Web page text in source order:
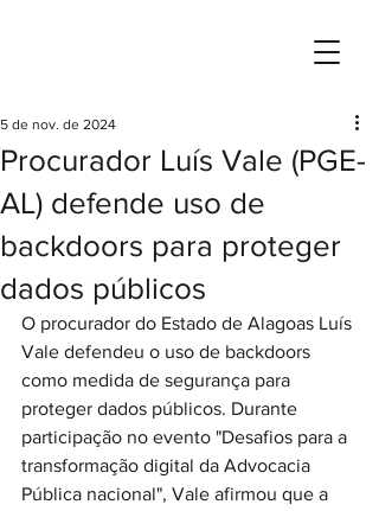
e Inovação da
Procurador Luís Vale (PGE-
AL) defende uso de
backdoors para proteger
dados públicos
5 de nov. de 2024
O procurador do Estado de Alagoas Luís
Vale defendeu o uso de backdoors
como medida de segurança para
proteger dados públicos. Durante
participação no evento "Desafios para a
transformação digital da Advocacia
Pública nacional", Vale afirmou que a